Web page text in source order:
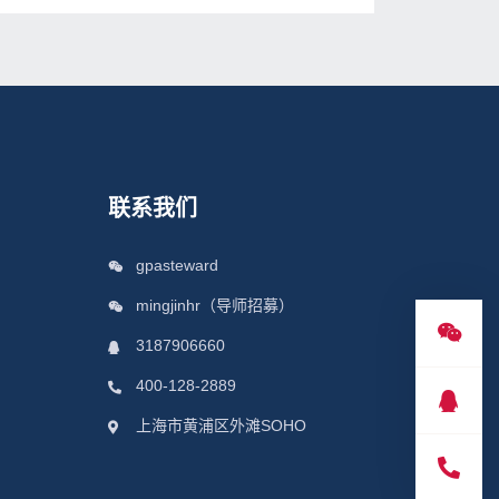
联系我们
gpasteward
mingjinhr（导师招募）
3187906660
400-128-2889
上海市黄浦区外滩SOHO